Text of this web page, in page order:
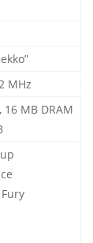
MHz
16 MB DRAM